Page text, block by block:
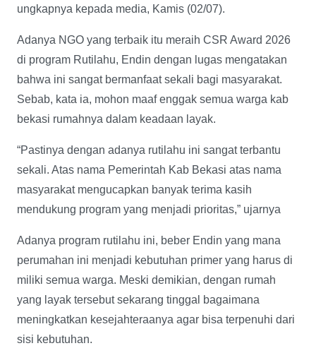
ungkapnya kepada media, Kamis (02/07).
Adanya NGO yang terbaik itu meraih CSR Award 2026
di program Rutilahu, Endin dengan lugas mengatakan
bahwa ini sangat bermanfaat sekali bagi masyarakat.
Sebab, kata ia, mohon maaf enggak semua warga kab
bekasi rumahnya dalam keadaan layak.
“Pastinya dengan adanya rutilahu ini sangat terbantu
sekali. Atas nama Pemerintah Kab Bekasi atas nama
masyarakat mengucapkan banyak terima kasih
mendukung program yang menjadi prioritas,” ujarnya
Adanya program rutilahu ini, beber Endin yang mana
perumahan ini menjadi kebutuhan primer yang harus di
miliki semua warga. Meski demikian, dengan rumah
yang layak tersebut sekarang tinggal bagaimana
meningkatkan kesejahteraanya agar bisa terpenuhi dari
sisi kebutuhan.